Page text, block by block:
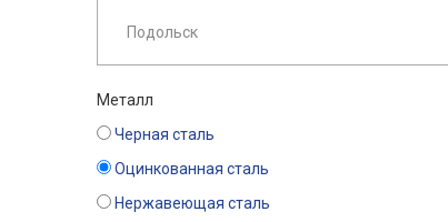
Металл
Черная сталь
Оцинкованная сталь
Нержавеющая сталь